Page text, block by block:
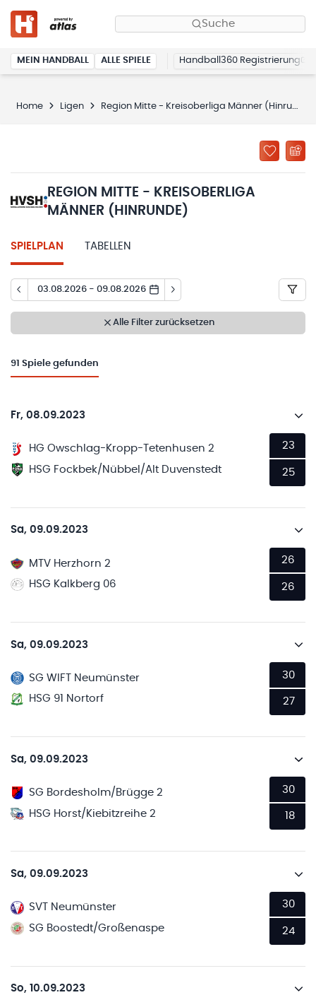
Suche
MEIN HANDBALL ALLE SPIELE Handball360 Registrierung
Home Ligen Region Mitte - Kreisoberliga Männer (Hinrunde)
REGION MITTE - KREISOBERLIGA
MÄNNER (HINRUNDE)
SPIELPLAN TABELLEN
03.08.2026 - 09.08.2026
Alle Filter zurücksetzen
91 Spiele gefunden
Fr, 08.09.2023
HG Owschlag-Kropp-Tetenhusen 2
HSG Fockbek/Nübbel/Alt Duvenstedt
23
25
Sa, 09.09.2023
MTV Herzhorn 2
HSG Kalkberg 06
26
26
Sa, 09.09.2023
SG WIFT Neumünster
HSG 91 Nortorf
30
27
Sa, 09.09.2023
SG Bordesholm/Brügge 2
HSG Horst/Kiebitzreihe 2
30
18
Sa, 09.09.2023
SVT Neumünster
SG Boostedt/Großenaspe
30
24
So, 10.09.2023